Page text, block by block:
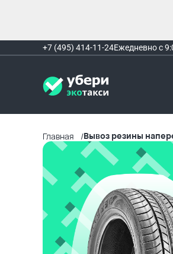
+7 (495) 414-11-24Ежедневно с
Главная Вывоз резины